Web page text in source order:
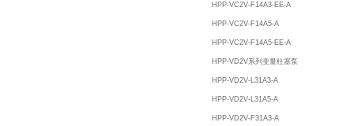
HPP-VC2V-F14A3-EE-A
HPP-VC2V-F14A5-A
HPP-VC2V-F14A5-EE-A
HPP-VD2V系列变量柱塞泵
HPP-VD2V-L31A3-A
HPP-VD2V-L31A5-A
HPP-VD2V-F31A3-A